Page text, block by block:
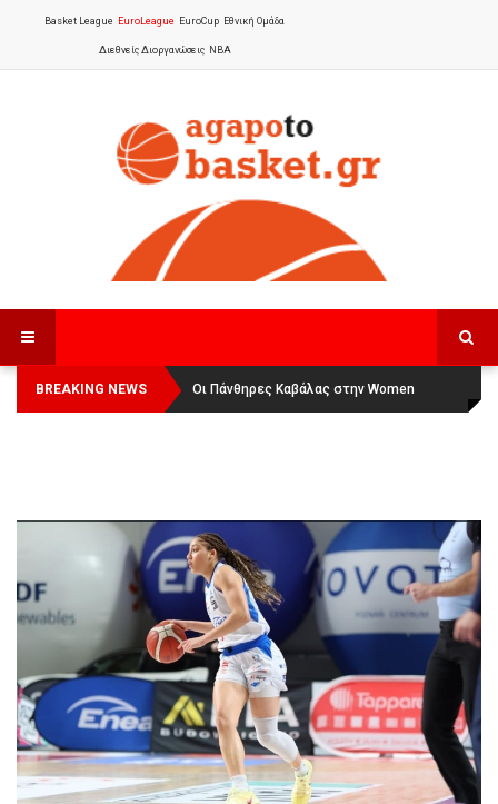
Basket League EuroLeague EuroCup Εθνική Ομάδα
Διεθνείς Διοργανώσεις NBA
BREAKING NEWS
Οι Πάνθηρες Καβάλας στην Women
Basketball League 1
Αναχώρησε για τα Γιάννενα η Εθνική
Γυναικών: